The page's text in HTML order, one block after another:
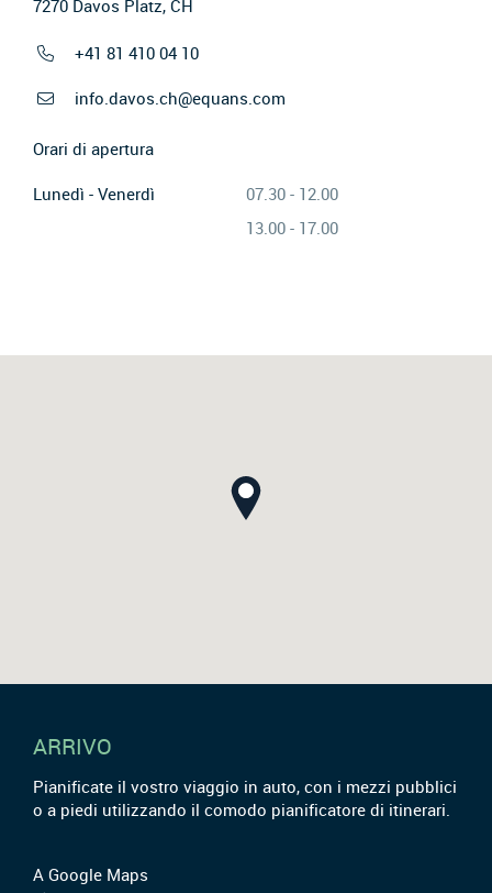
7270 Davos Platz, CH
+41 81 410 04 10
info.davos.ch@equans.com
Orari di apertura
Lunedì - Venerdì
07.30 - 12.00
13.00 - 17.00
ARRIVO
Pianificate il vostro viaggio in auto, con i mezzi pubblici
o a piedi utilizzando il comodo pianificatore di itinerari.
A Google Maps